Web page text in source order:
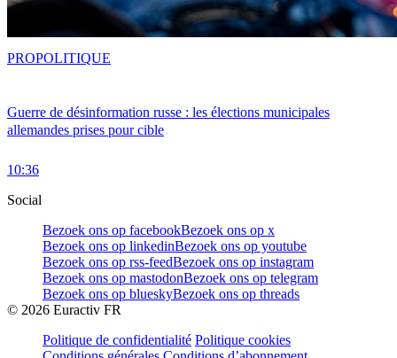
Guerre de désinformation russe : les élections municipales
allemandes prises pour cible
10:36
PROPOLITIQUE
Social
Bezoek ons op facebookBezoek ons op x
Bezoek ons op linkedinBezoek ons op youtube
Bezoek ons op rss-feedBezoek ons op instagram
Bezoek ons op mastodonBezoek ons op telegram
Bezoek ons op blueskyBezoek ons op threads
© 2026 Euractiv FR
Politique de confidentialité Politique cookies